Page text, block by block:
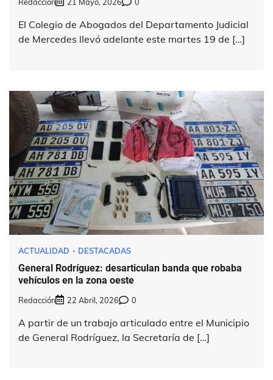
Redacción 21 Mayo, 2026 0
El Colegio de Abogados del Departamento Judicial
de Mercedes llevó adelante este martes 19 de […]
ACTUALIDAD DESTACADAS
General Rodríguez: desarticulan banda que robaba
vehículos en la zona oeste
Redacción 22 Abril, 2026 0
A partir de un trabajo articulado entre el Municipio
de General Rodríguez, la Secretaría de […]